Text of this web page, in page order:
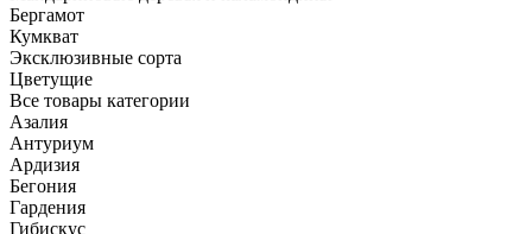
Бергамот
Кумкват
Эксклюзивные сорта
Цветущие
Все товары категории
Азалия
Антуриум
Ардизия
Бегония
Гардения
Гибискус